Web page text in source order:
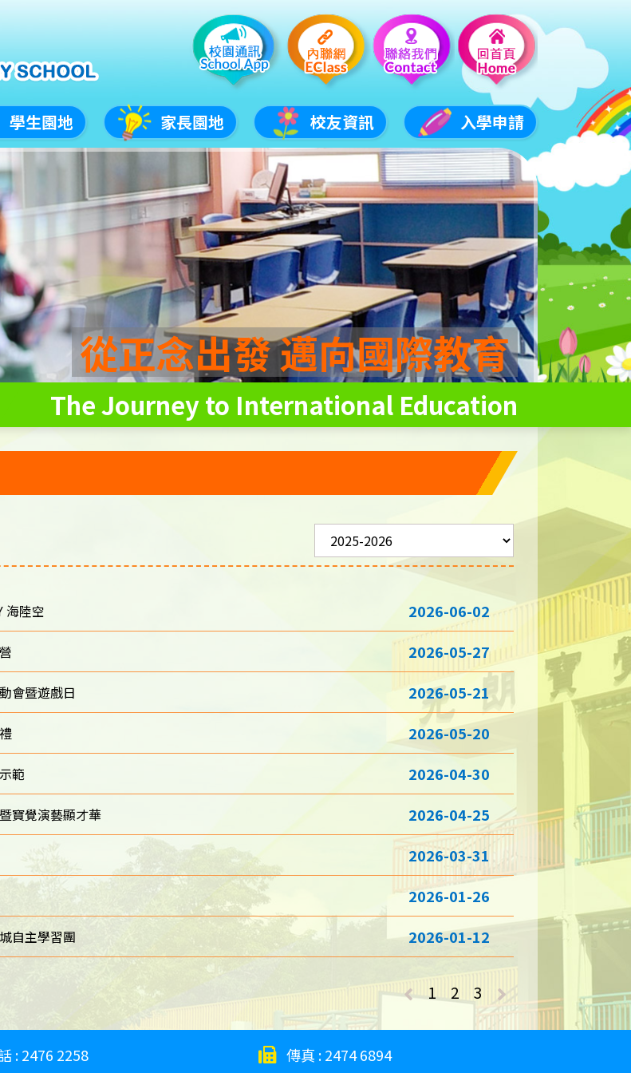
學生園地 家長園地 校友資訊 入學申請
從正念出發 邁向國際教育
The Journey to International Education
海陸空 2026-06-02
2026-05-27
會暨遊戲日 2026-05-21
2026-05-20
範 2026-04-30
寶覺演藝顯才華 2026-04-25
2026-03-31
2026-01-26
自主學習團 2026-01-12
1 2 3
:2476 2258 傳真 :2474 6894